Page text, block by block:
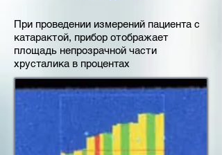
При проведении измерений пациента с
катарактой, прибор отображает
площадь непрозрачной части
хрусталика в процентах